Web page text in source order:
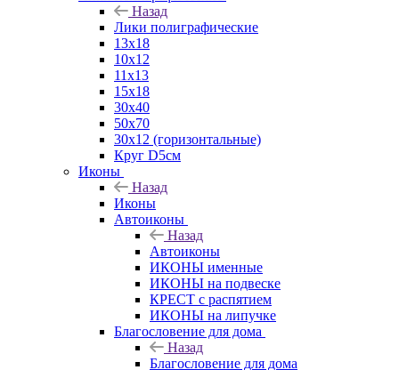
Назад
Лики полиграфические
13x18
10x12
11х13
15х18
30x40
50x70
30x12 (горизонтальные)
Круг D5см
Иконы
Назад
Иконы
Автоиконы
Назад
Автоиконы
ИКОНЫ именные
ИКОНЫ на подвеске
КРЕСТ с распятием
ИКОНЫ на липучке
Благословение для дома
Назад
Благословение для дома